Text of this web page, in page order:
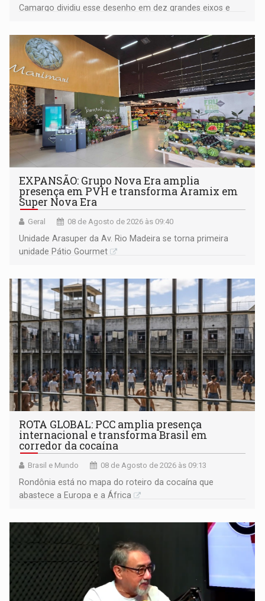
Camargo dividiu esse desenho em dez grandes eixos e
EXPANSÃO: Grupo Nova Era amplia
presença em PVH e transforma Aramix em
Super Nova Era
Geral 08 de Agosto de 2026 às 09:40
Unidade Arasuper da Av. Rio Madeira se torna primeira
unidade Pátio Gourmet
ROTA GLOBAL: PCC amplia presença
internacional e transforma Brasil em
corredor da cocaína
Brasil e Mundo 08 de Agosto de 2026 às 09:13
Rondônia está no mapa do roteiro da cocaína que
abastece a Europa e a África